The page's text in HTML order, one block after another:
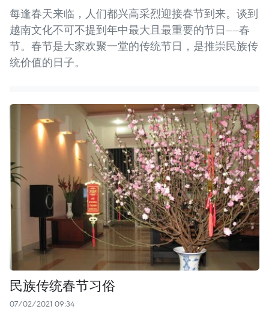
每逢春天来临，人们都兴高采烈迎接春节到来。谈到
越南文化不可不提到年中最大且最重要的节日——春
节。春节是大家欢聚一堂的传统节日，是推崇民族传
统价值的日子。
民族传统春节习俗
07/02/2021 09:34